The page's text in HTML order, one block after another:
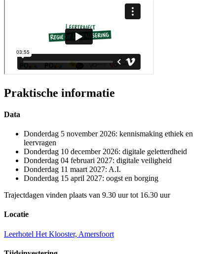
Praktische informatie
Data
Donderdag 5 november 2026: kennismaking ethiek en
leervragen
Donderdag 10 december 2026: digitale geletterdheid
Donderdag 04 februari 2027: digitale veiligheid
Donderdag 11 maart 2027: A.I.
Donderdag 15 april 2027: oogst en borging
Trajectdagen vinden plaats van 9.30 uur tot 16.30 uur
Locatie
Leerhotel Het Klooster, Amersfoort